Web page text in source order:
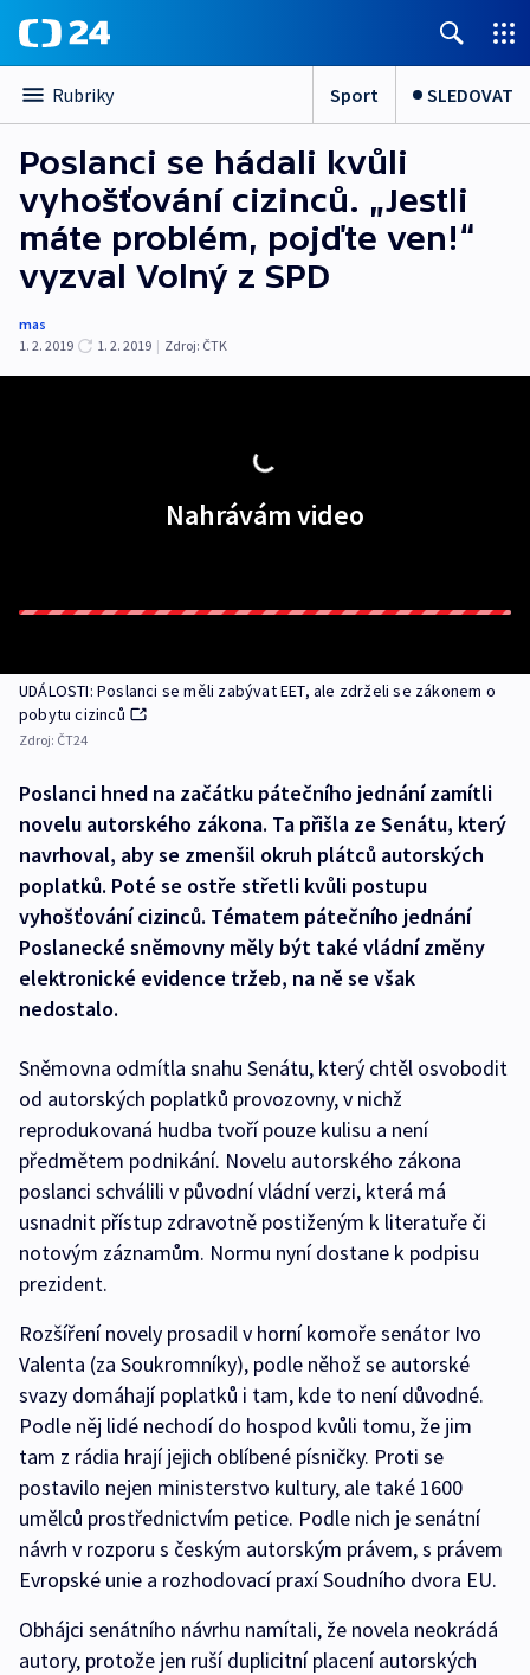
Rubriky Sport SLEDOVAT
Poslanci se hádali kvůli
vyhošťování cizinců. „Jestli
máte problém, pojďte ven!“
vyzval Volný z SPD
mas
1. 2. 2019
1. 2. 2019 | Zdroj: ČTK
Nahrávám video
UDÁLOSTI: Poslanci se měli zabývat EET, ale zdrželi se zákonem o
pobytu cizinců
Zdroj: ČT24
Poslanci hned na začátku pátečního jednání zamítli
novelu autorského zákona. Ta přišla ze Senátu, který
navrhoval, aby se zmenšil okruh plátců autorských
poplatků. Poté se ostře střetli kvůli postupu
vyhošťování cizinců. Tématem pátečního jednání
Poslanecké sněmovny měly být také vládní změny
elektronické evidence tržeb, na ně se však
nedostalo.
Sněmovna odmítla snahu Senátu, který chtěl osvobodit
od autorských poplatků provozovny, v nichž
reprodukovaná hudba tvoří pouze kulisu a není
předmětem podnikání. Novelu autorského zákona
poslanci schválili v původní vládní verzi, která má
usnadnit přístup zdravotně postiženým k literatuře či
notovým záznamům. Normu nyní dostane k podpisu
prezident.
Rozšíření novely prosadil v horní komoře senátor Ivo
Valenta (za Soukromníky), podle něhož se autorské
svazy domáhají poplatků i tam, kde to není důvodné.
Podle něj lidé nechodí do hospod kvůli tomu, že jim
tam z rádia hrají jejich oblíbené písničky. Proti se
postavilo nejen ministerstvo kultury, ale také 1600
umělců prostřednictvím petice. Podle nich je senátní
návrh v rozporu s českým autorským právem, s právem
Evropské unie a rozhodovací praxí Soudního dvora EU.
Obhájci senátního návrhu namítali, že novela neokrádá
autory, protože jen ruší duplicitní placení autorských